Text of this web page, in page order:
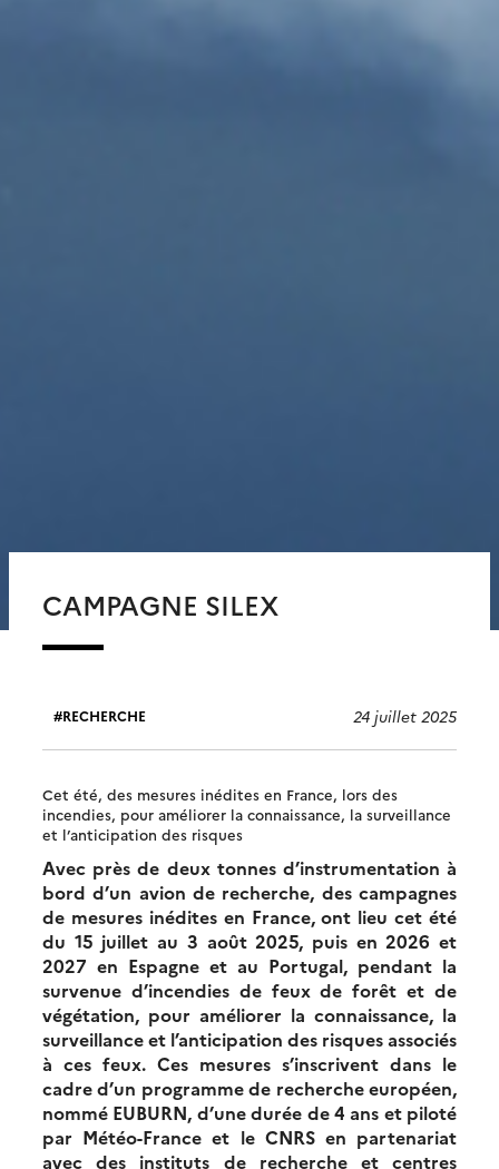
CAMPAGNE SILEX
RECHERCHE 24 juillet 2025
Cet été, des mesures inédites en France, lors des
incendies, pour améliorer la connaissance, la surveillance
et l’anticipation des risques
Avec près de deux tonnes d’instrumentation à
bord d’un avion de recherche, des campagnes
de mesures inédites en France, ont lieu cet été
du 15 juillet au 3 août 2025, puis en 2026 et
2027 en Espagne et au Portugal, pendant la
survenue d’incendies de feux de forêt et de
végétation, pour améliorer la connaissance, la
surveillance et l’anticipation des risques associés
à ces feux. Ces mesures s’inscrivent dans le
cadre d’un programme de recherche européen,
nommé EUBURN, d’une durée de 4 ans et piloté
par Météo-France et le CNRS en partenariat
avec des instituts de recherche et centres